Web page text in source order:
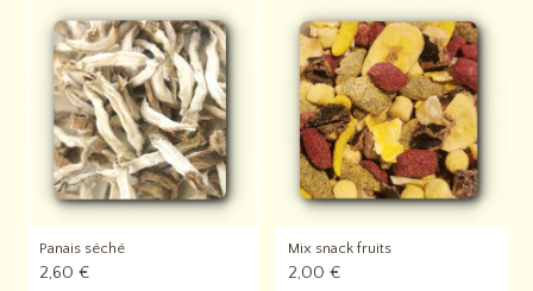
Panais séché
2,60 €
Mix snack fruits
2,00 €